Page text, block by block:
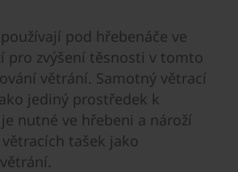
pod hřebenáče ve
pro zvýšení těsnosti v tomto
větrání. Samotný větrací
jediný prostředek k
nutné ve hřebeni a nároží
tašek jako